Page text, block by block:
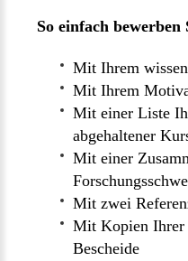
So einfach bewerben
Mit Ihrem
Mit Ihrem
Mit einer Liste
abgehaltener
Mit einer
Mit zwei
Mit Kopien Ihrer
Bescheide